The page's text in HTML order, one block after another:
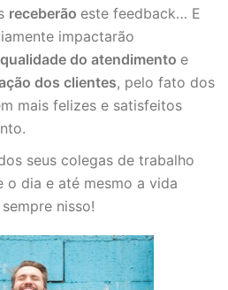
receberão este feedback… E
impactarão
qualidade do atendimento e
dos clientes, pelo fato dos
mais felizes e satisfeitos
seus colegas de trabalho
o dia e até mesmo a vida
nisso!